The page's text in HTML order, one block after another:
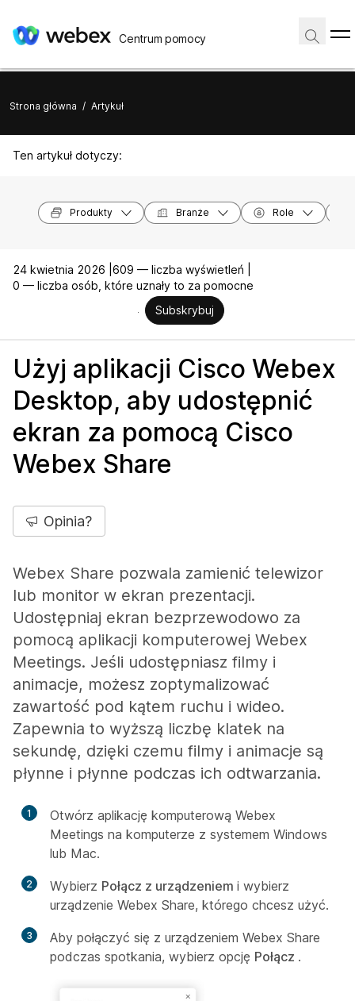
Centrum pomocy
Strona główna / Artykuł
Ten artykuł dotyczy:
Produkty Branże Role
24 kwietnia 2026 | 609 — liczba wyświetleń |
0 — liczba osób, które uznały to za pomocne
Subskrybuj
Użyj aplikacji Cisco Webex
Desktop, aby udostępnić
ekran za pomocą Cisco
Webex Share
Opinia?
Webex Share pozwala zamienić telewizor
lub monitor w ekran prezentacji.
Udostępniaj ekran bezprzewodowo za
pomocą aplikacji komputerowej Webex
Meetings. Jeśli udostępniasz filmy i
animacje, możesz zoptymalizować
zawartość pod kątem ruchu i wideo.
Zapewnia to wyższą liczbę klatek na
sekundę, dzięki czemu filmy i animacje są
płynne i płynne podczas ich odtwarzania.
1
Otwórz aplikację komputerową Webex
Meetings na komputerze z systemem Windows
lub Mac.
2 Wybierz Połącz z urządzeniem i wybierz
urządzenie Webex Share, którego chcesz użyć.
3
Aby połączyć się z urządzeniem Webex Share
podczas spotkania, wybierz opcję Połącz .